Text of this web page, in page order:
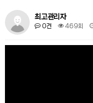
최고관리자
0건 469회